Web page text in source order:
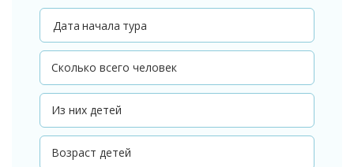
Дата начала тура